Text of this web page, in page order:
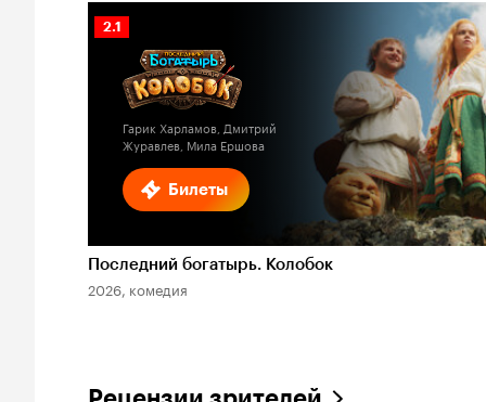
Билеты
Рейтинг
Кинопоиска
2.1
Гарик Харламов, Дмитрий
Журавлев, Мила Ершова
Последний богатырь. Колобок
2026, комедия